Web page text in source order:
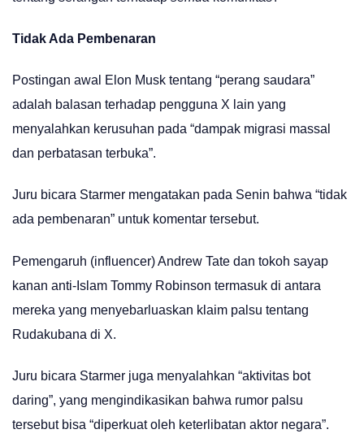
Tidak Ada Pembenaran
Postingan awal Elon Musk tentang “perang saudara”
adalah balasan terhadap pengguna X lain yang
menyalahkan kerusuhan pada “dampak migrasi massal
dan perbatasan terbuka”.
Juru bicara Starmer mengatakan pada Senin bahwa “tidak
ada pembenaran” untuk komentar tersebut.
Pemengaruh (influencer) Andrew Tate dan tokoh sayap
kanan anti-Islam Tommy Robinson termasuk di antara
mereka yang menyebarluaskan klaim palsu tentang
Rudakubana di X.
Juru bicara Starmer juga menyalahkan “aktivitas bot
daring”, yang mengindikasikan bahwa rumor palsu
tersebut bisa “diperkuat oleh keterlibatan aktor negara”.